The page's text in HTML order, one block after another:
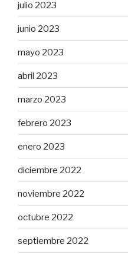
julio 2023
junio 2023
mayo 2023
abril 2023
marzo 2023
febrero 2023
enero 2023
diciembre 2022
noviembre 2022
octubre 2022
septiembre 2022